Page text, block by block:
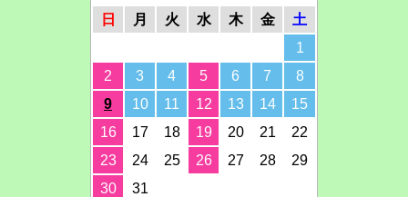
日
月 火 水 木 金
土
1
2
3 4 5 6 7
8
9
10 11 12 13 14
15
16
17 18 19 20 21
22
23
24 25 26 27 28
29
30
31